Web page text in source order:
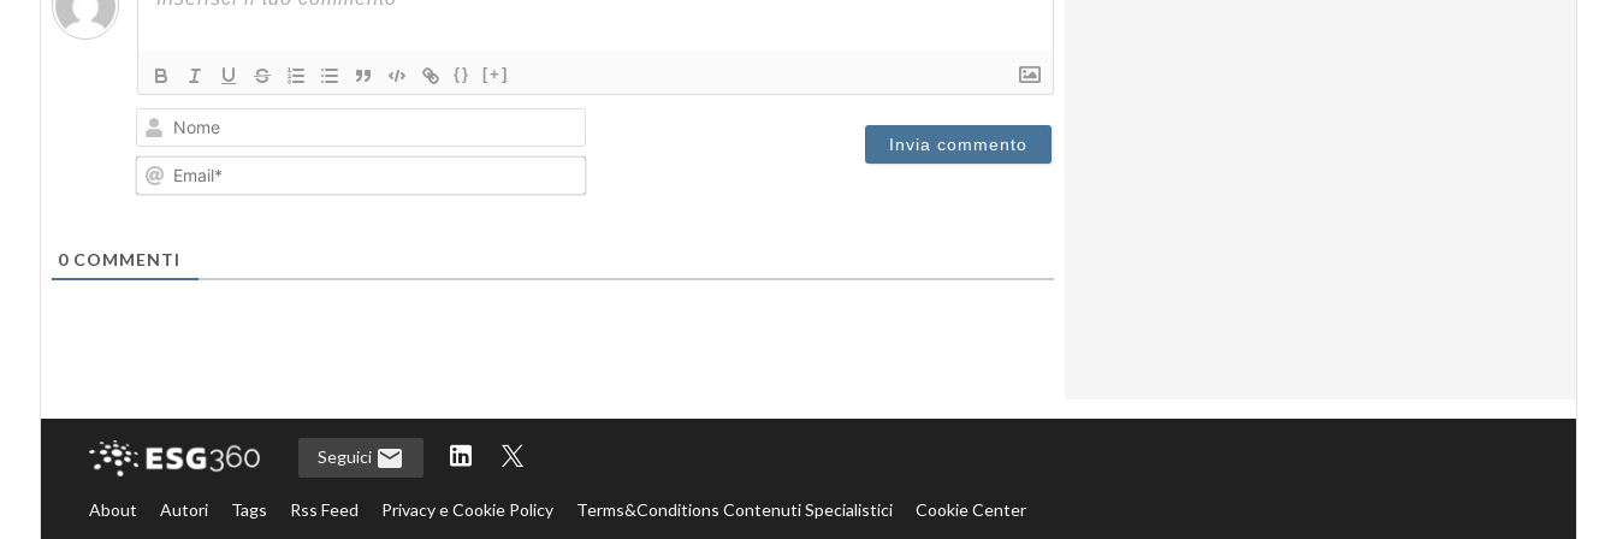
{} [+]
Nome
Email*
0COMMENTI
Seguici
About Autori Tags Rss Feed Privacy e Cookie Policy Terms&Conditions Contenuti Specialistici Cookie Center